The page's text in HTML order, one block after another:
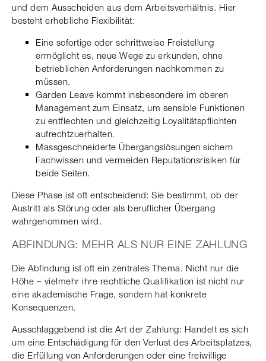
und dem Ausscheiden aus dem Arbeitsverhältnis. Hier
besteht erhebliche Flexibilität:
Eine sofortige oder schrittweise Freistellung
ermöglicht es, neue Wege zu erkunden, ohne
betrieblichen Anforderungen nachkommen zu
müssen.
Garden Leave kommt insbesondere im oberen
Management zum Einsatz, um sensible Funktionen
zu entflechten und gleichzeitig Loyalitätspflichten
aufrechtzuerhalten.
Massgeschneiderte Übergangslösungen sichern
Fachwissen und vermeiden Reputationsrisiken für
beide Seiten.
Diese Phase ist oft entscheidend: Sie bestimmt, ob der
Austritt als Störung oder als beruflicher Übergang
wahrgenommen wird.
ABFINDUNG: MEHR ALS NUR EINE ZAHLUNG
Die Abfindung ist oft ein zentrales Thema. Nicht nur die
Höhe – vielmehr ihre rechtliche Qualifikation ist nicht nur
eine akademische Frage, sondern hat konkrete
Konsequenzen.
Ausschlaggebend ist die Art der Zahlung: Handelt es sich
um eine Entschädigung für den Verlust des Arbeitsplatzes,
die Erfüllung von Anforderungen oder eine freiwillige